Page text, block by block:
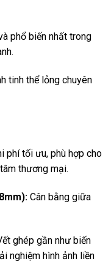
phổ biến nhất trong
tinh thể lỏng chuyên
phí tối ưu, phù hợp cho
thương mại.
Cân bằng giữa
ghép gần như biến
nghiệm hình ảnh liền